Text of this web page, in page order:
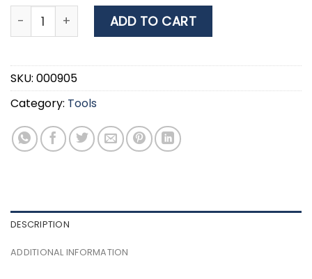
Wurth SPEED CUTTING DISC FOR STAINLESS STEEL
ADD TO CART
SKU: 000905
Category: Tools
DESCRIPTION
ADDITIONAL INFORMATION